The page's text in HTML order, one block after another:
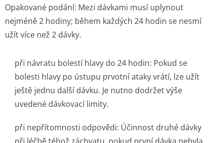
Opakované podání: Mezi dávkami musí uplynout
nejméně 2 hodiny; během každých 24 hodin se nesmí
užít více než 2 dávky.
při návratu bolestí hlavy do 24 hodin: Pokud se
bolesti hlavy po ústupu prvotní ataky vrátí, lze užít
ještě jednu další dávku. Je nutno dodržet výše
uvedené dávkovací limity.
při nepřítomnosti odpovědi: Účinnost druhé dávky